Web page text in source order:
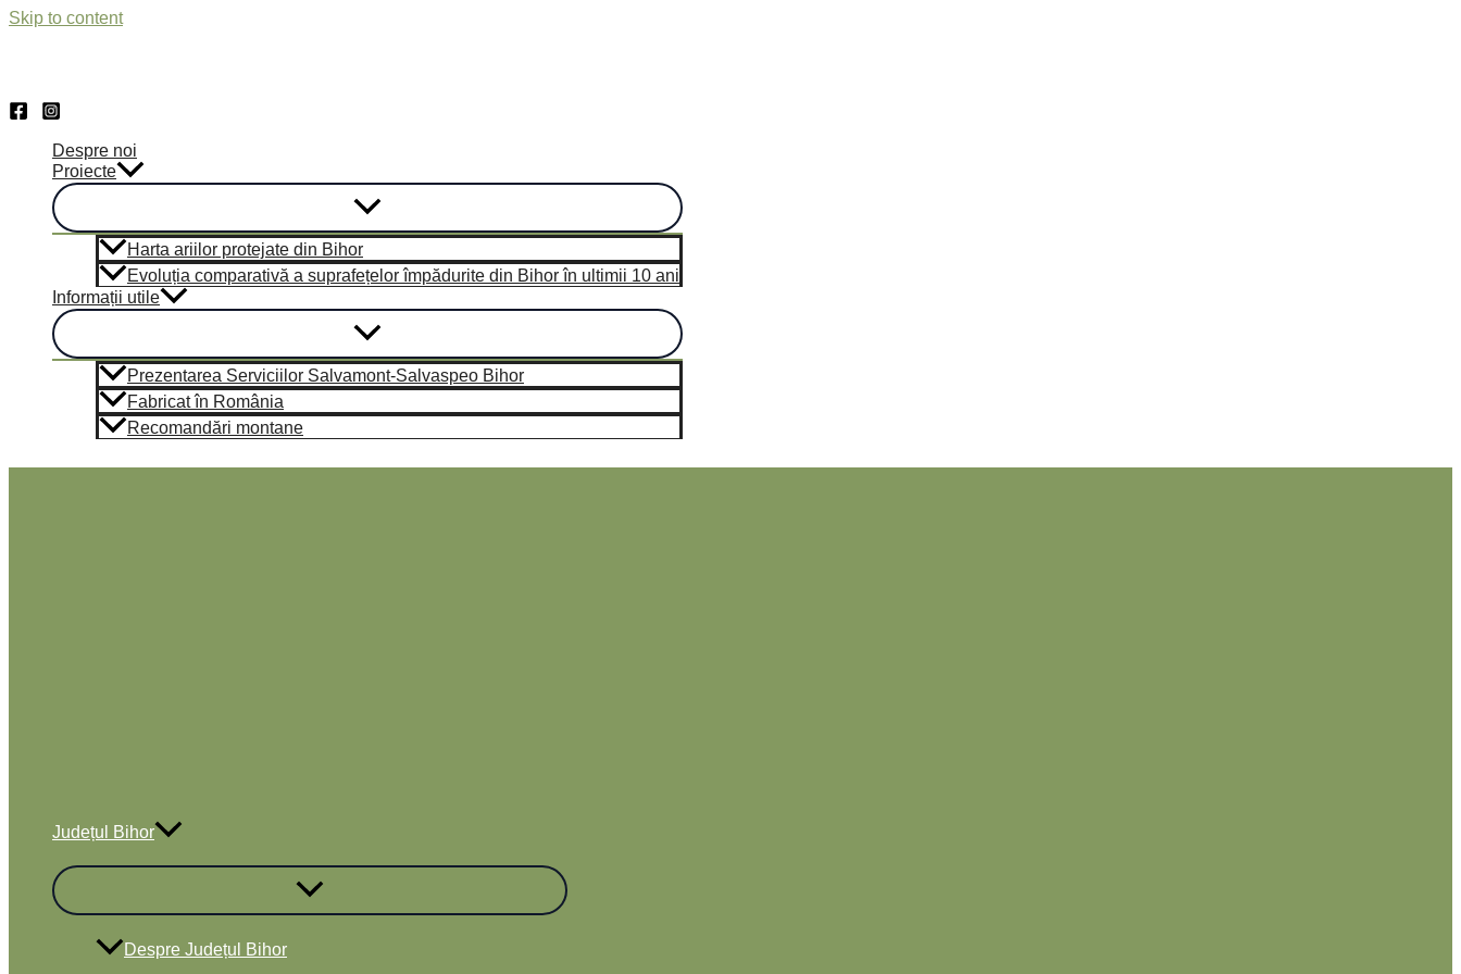
Skip to content
Despre noi
Proiecte
Harta ariilor protejate din Bihor
Evoluția comparativă a suprafețelor împădurite din Bihor în ultimii 10 ani
Informații utile
Prezentarea Serviciilor Salvamont-Salvaspeo Bihor
Fabricat în România
Recomandări montane
Județul Bihor
Despre Județul Bihor